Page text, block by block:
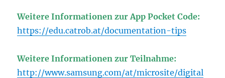
Weitere Informationen zur App Pocket Code:
https://edu.catrob.at/documentation-tips
Weitere Informationen zur Teilnahme:
http://www.samsung.com/at/microsite/digital